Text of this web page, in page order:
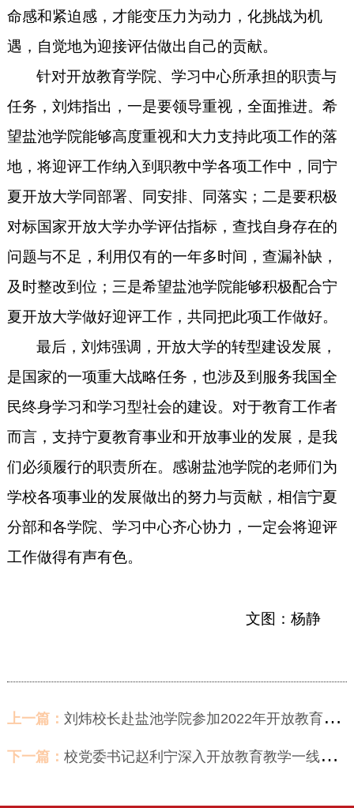
命感和紧迫感，才能变压力为动力，化挑战为机
遇，自觉地为迎接评估做出自己的贡献。
针对开放教育学院、学习中心所承担的职责与
任务，刘炜指出，一是要领导重视，全面推进。希
望盐池学院能够高度重视和大力支持此项工作的落
地，将迎评工作纳入到职教中学各项工作中，同宁
夏开放大学同部署、同安排、同落实；二是要积极
对标国家开放大学办学评估指标，查找自身存在的
问题与不足，利用仅有的一年多时间，查漏补缺，
及时整改到位；三是希望盐池学院能够积极配合宁
夏开放大学做好迎评工作，共同把此项工作做好。
最后，刘炜强调，开放大学的转型建设发展，
是国家的一项重大战略任务，也涉及到服务我国全
民终身学习和学习型社会的建设。对于教育工作者
而言，支持宁夏教育事业和开放事业的发展，是我
们必须履行的职责所在。感谢盐池学院的老师们为
学校各项事业的发展做出的努力与贡献，相信宁夏
分部和各学院、学习中心齐心协力，一定会将迎评
工作做得有声有色。
文图：杨静
上一篇： 刘炜校长赴盐池学院参加2022年开放教育综合教学检查及办学评估调研工作
下一篇： 校党委书记赵利宁深入开放教育教学一线开展调研